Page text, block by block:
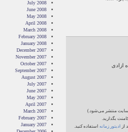
ازادی
منتشر می‌شود.)
بگذارید.
از
ادیتور زمانه استفاده کنید.
July 2008
June 2008
May 2008
April 2008
March 2008
February 2008
January 2008
December 2007
November 2007
October 2007
September 2007
August 2007
July 2007
June 2007
May 2007
April 2007
March 2007
February 2007
January 2007